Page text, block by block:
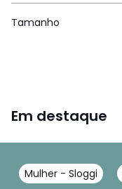
Tamanho
Em destaque
Mulher - Sloggi